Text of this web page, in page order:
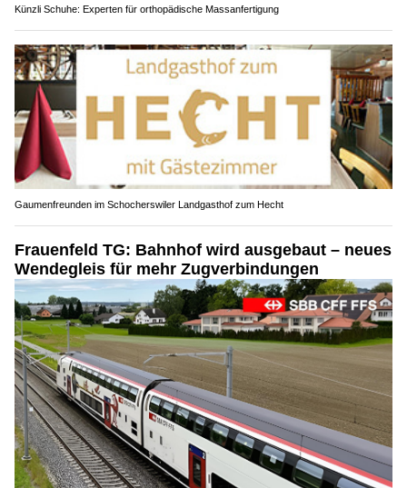
Künzli Schuhe: Experten für orthopädische Massanfertigung
Gaumenfreunden im Schocherswiler Landgasthof zum Hecht
Frauenfeld TG: Bahnhof wird ausgebaut – neues
Wendegleis für mehr Zugverbindungen